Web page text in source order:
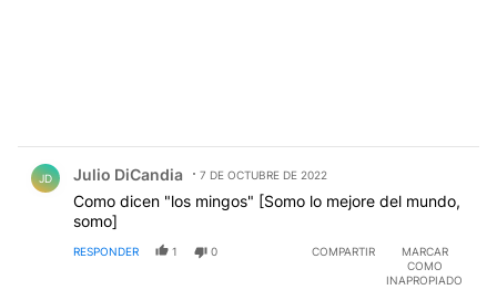
JD Julio DiCandia 7 DE OCTUBRE DE 2022
Como dicen "los mingos" [Somo lo mejore del mundo,
somo]
RESPONDER 1 0 COMPARTIR
MARCAR
COMO
INAPROPIADO